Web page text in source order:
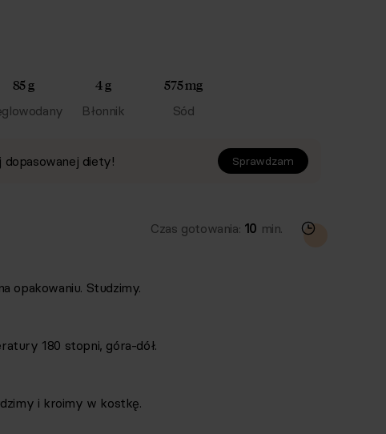
85 g 4 g
Błonnik
575 mg
Sód
dopasowanej diety! Sprawdzam
Czas gotowania: 10 min.
opakowaniu. Studzimy.
180 stopni, góra-dół.
i kroimy w kostkę.